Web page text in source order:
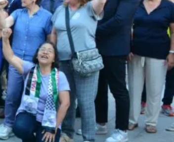
NINGUNA MUJER TENGA QUE